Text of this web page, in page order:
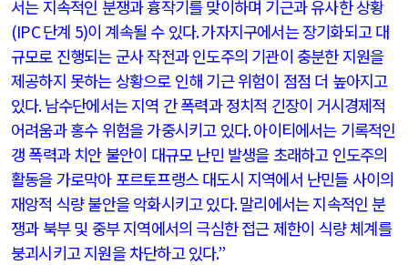
서는 지속적인 분쟁과 흉작기를 맞이하며 기근과 유사한 상황
(IPC단계 5)이 계속될 수 있다.가자지구에서는 장기화되고 대
규모로 진행되는 군사 작전과 인도주의 기관이 충분한 지원을
제공하지 못하는 상황으로 인해 기근 위험이 점점 더 높아지고
있다.남수단에서는 지역 간 폭력과 정치적 긴장이 거시경제적
어려움과 홍수 위험을 가중시키고 있다.아이티에서는 기록적인
갱 폭력과 치안 불안이 대규모 난민 발생을 초래하고 인도주의
활동을 가로막아 포르토프랭스 대도시 지역에서 난민들 사이의
재앙적 식량 불안을 악화시키고 있다.말리에서는 지속적인 분
쟁과 북부 및 중부 지역에서의 극심한 접근 제한이 식량 체계를
붕괴시키고 지원을 차단하고 있다.”